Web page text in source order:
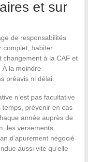
et sur
de responsabilités
complet, habiter
changement à la CAF et
la moindre
préavis ni délai.
n’est pas facultative
temps, prévenir en cas
année auprès de
les versements
d’apurement négocié
aussi vite qu’elle